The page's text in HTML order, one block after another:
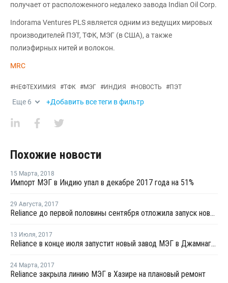
получает от расположенного недалеко завода Indian Oil Corp.
Indorama Ventures PLS является одним из ведущих мировых
производителей ПЭТ, ТФК, МЭГ (в США), а также
полиэфирных нитей и волокон.
MRC
#НЕФТЕХИМИЯ #ТФК #МЭГ #ИНДИЯ #НОВОСТЬ #ПЭТ
Еще 6 +Добавить все теги в фильтр
Похожие новости
15 Марта, 2018
Импорт МЭГ в Индию упал в декабре 2017 года на 51%
29 Августа, 2017
Reliance до первой половины сентября отложила запуск нового завода МЭГ в Джамнагаре
13 Июля, 2017
Reliance в конце июля запустит новый завод МЭГ в Джамнагаре
24 Марта, 2017
Reliance закрыла линию МЭГ в Хазире на плановый ремонт